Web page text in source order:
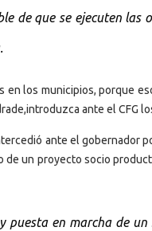
de que se ejecuten
en los municipios, porque
ante el CFG
ante el gobernador
un proyecto socio
puesta en marcha de